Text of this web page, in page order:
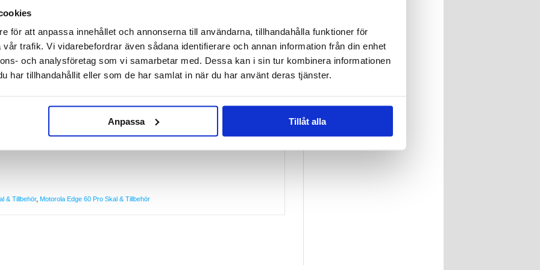
för att anpassa innehållet och annonserna till användarna, tillhandahålla funktioner för
trafik. Vi vidarebefordrar även sådana identifierare och annan information från din enhet
och analysföretag som vi samarbetar med. Dessa kan i sin tur kombinera informationen
har tillhandahållit eller som de har samlat in när du har använt deras tjänster.
Anpassa Tillåt alla
60 Pro
sättet att skydda din Motorola Edge 60 Pro mot vardagliga stötar, repor och andra
och ett magnetlås som håller dina värdesaker skyddade. Framluckan fungerar också
du njuter av dina favoritshower eller filmer.
Pro
& Tillbehör, Motorola Edge 60 Pro Skal & Tillbehör